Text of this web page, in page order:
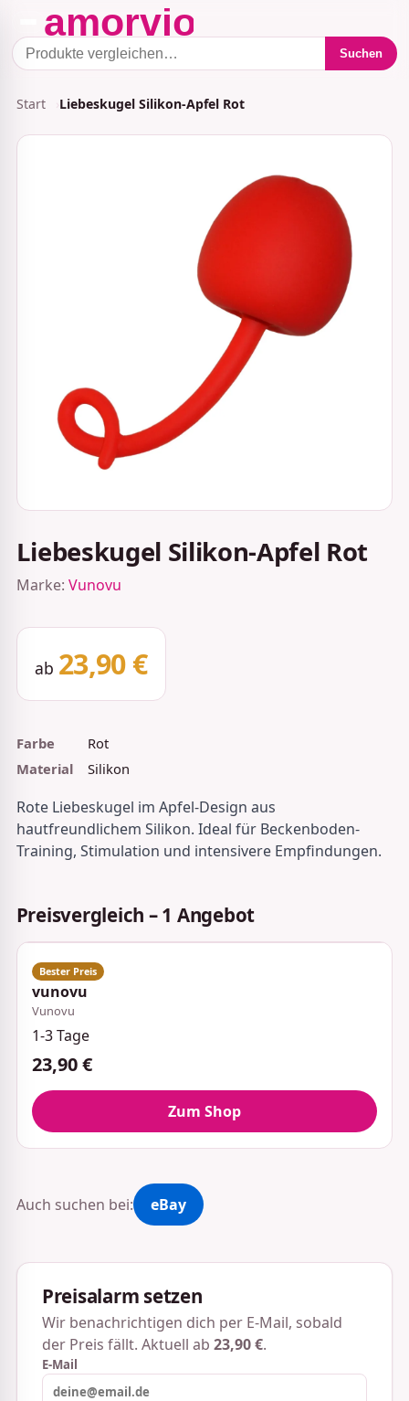
Suchen
Start Liebeskugel Silikon-Apfel Rot
Liebeskugel Silikon-Apfel Rot
Marke: Vunovu
ab 23,90 €
Farbe
Rot
Material
Silikon
Rote Liebeskugel im Apfel-Design aus
hautfreundlichem Silikon. Ideal für Beckenboden-
Training, Stimulation und intensivere Empfindungen.
Preisvergleich – 1 Angebot
vunovu
Vunovu
1-3 Tage
23,90 €
Zum Shop
Auch suchen bei: eBay
Preisalarm setzen
Wir benachrichtigen dich per E-Mail, sobald
der Preis fällt. Aktuell ab 23,90 €.
E-Mail